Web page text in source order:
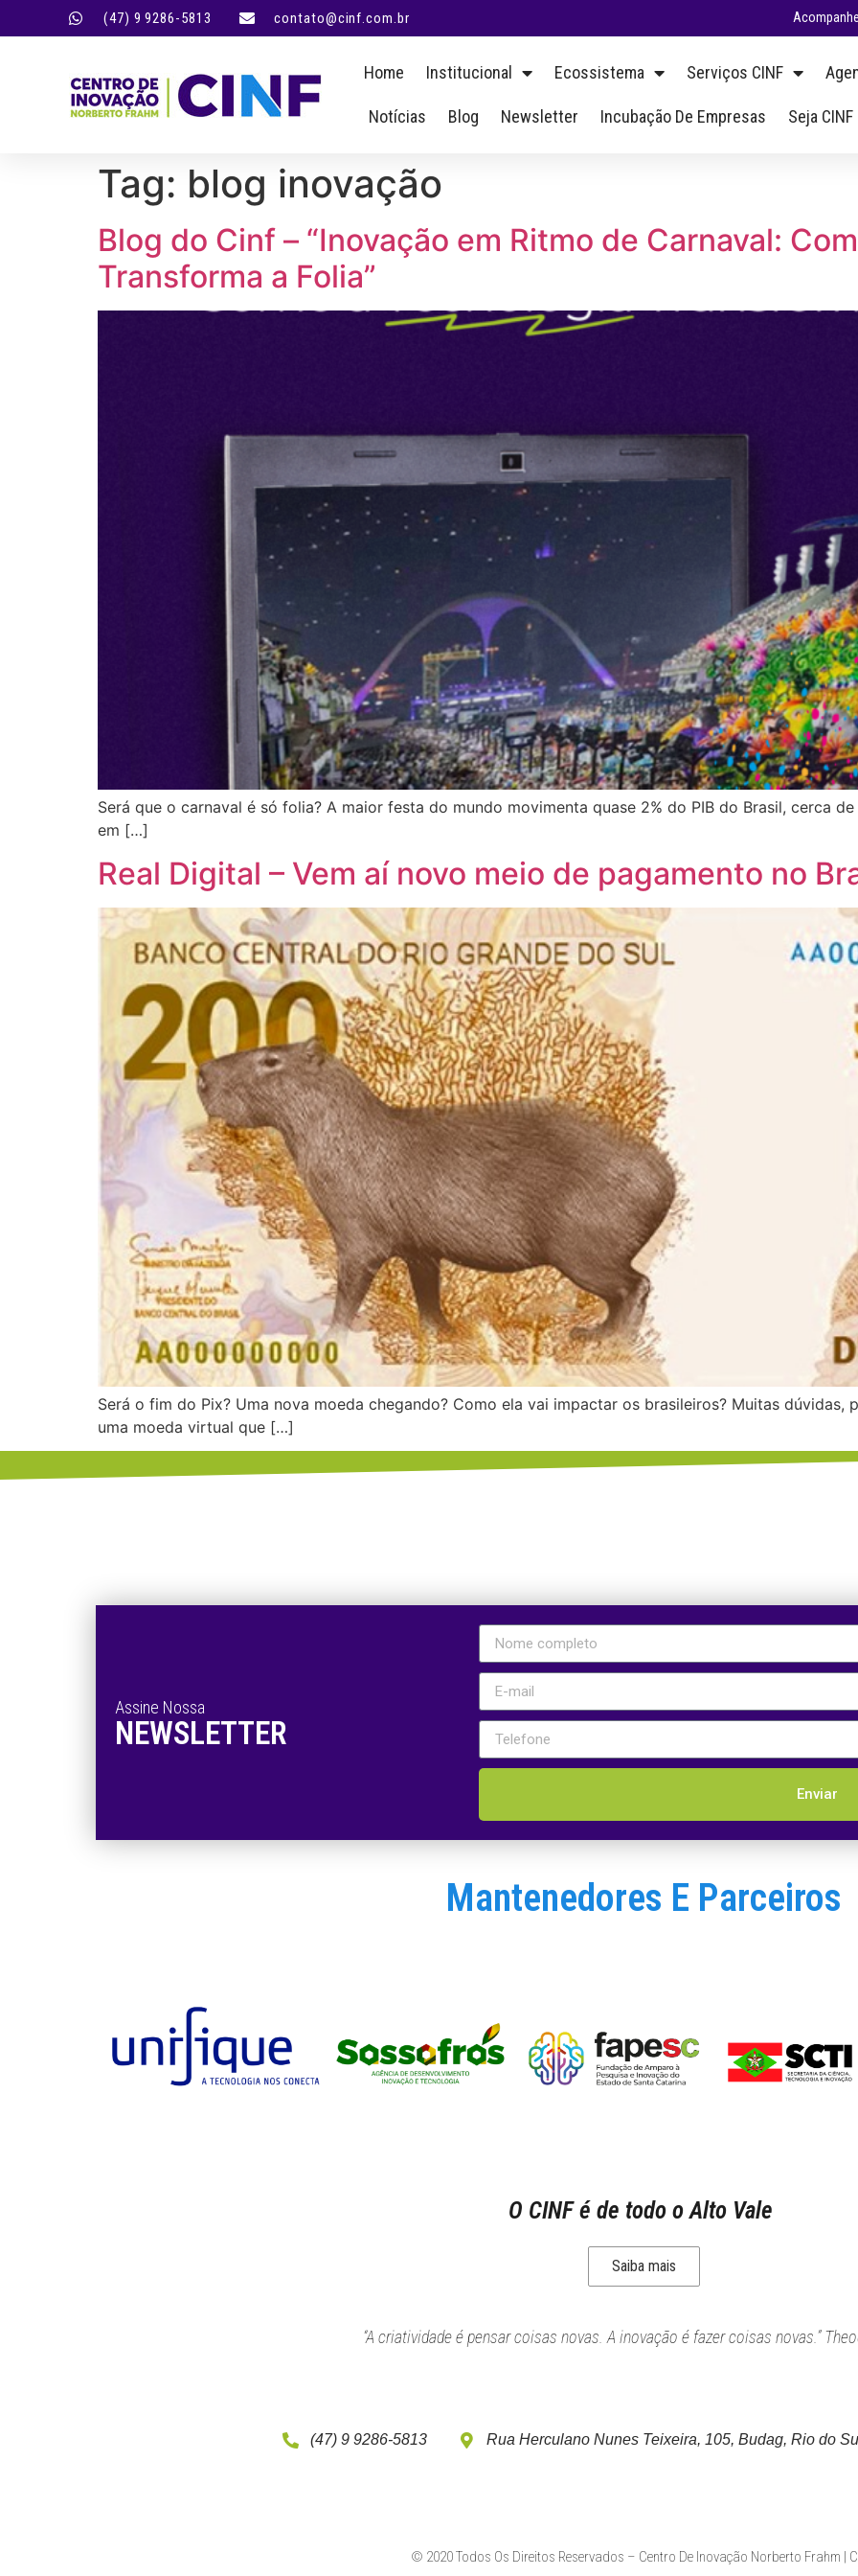
(47) 9 9286-5813 contato@cinf.com.br
Home Institucional Ecossistema Serviços CINF
Notícias Blog Newsletter Incubação De Empresas Seja CINF
Tag: blog inovação
Blog do Cinf – “Inovação em Ritmo de Carnaval:
Transforma a Folia”
Será que o carnaval é só folia? A maior festa do mundo movimenta quase 2% do PIB do Brasil, cerca
em […]
Real Digital – Vem aí novo meio de pagamento no
Será o fim do Pix? Uma nova moeda chegando? Como ela vai impactar os brasileiros? Muitas
uma moeda virtual que […]
Assine Nossa
NEWSLETTER
Enviar
Mantenedores E Parceiros
O CINF é de todo o Alto Vale
Saiba mais
“A criatividade é pensar coisas novas. A inovação é fazer coisas novas.”
(47) 9 9286-5813 Rua Herculano Nunes Teixeira, 105, Budag, Rio do
© 2020 Todos Os Direitos Reservados – Centro De Inovação Norberto Frahm |